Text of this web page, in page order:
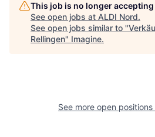
This job is no longer
See open jobs at ALDI Nord.
See open jobs similar to "
Rellingen" Imagine.
See more open positions